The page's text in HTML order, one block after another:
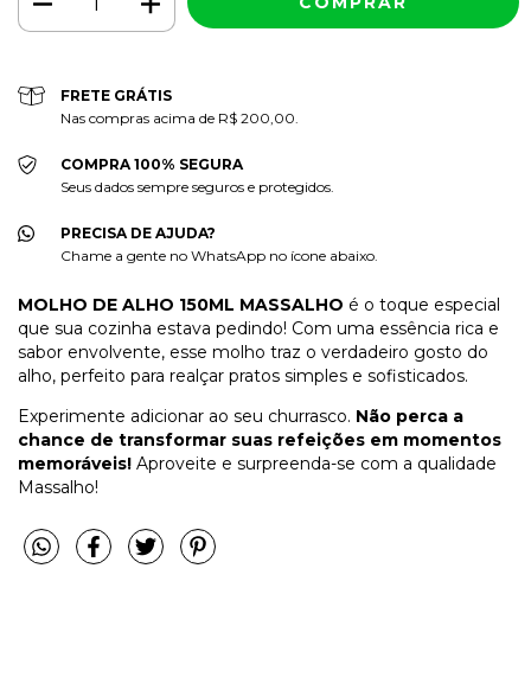
FRETE GRÁTIS
Nas compras acima de R$ 200,00.
COMPRA 100% SEGURA
Seus dados sempre seguros e protegidos.
PRECISA DE AJUDA?
Chame a gente no WhatsApp no ícone abaixo.
MOLHO DE ALHO 150ML MASSALHO é o toque especial
que sua cozinha estava pedindo! Com uma essência rica e
sabor envolvente, esse molho traz o verdadeiro gosto do
alho, perfeito para realçar pratos simples e sofisticados.
Experimente adicionar ao seu churrasco. Não perca a
chance de transformar suas refeições em momentos
memoráveis! Aproveite e surpreenda-se com a qualidade
Massalho!